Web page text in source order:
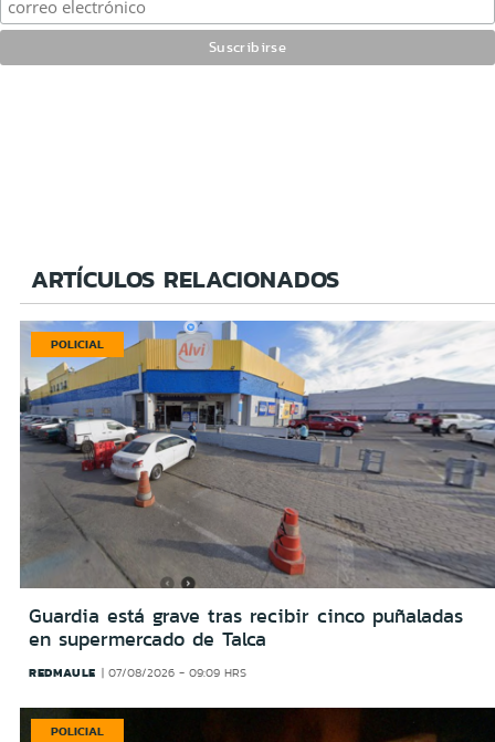
ARTÍCULOS RELACIONADOS
POLICIAL
Guardia está grave tras recibir cinco puñaladas
en supermercado de Talca
REDMAULE 07/08/2026 - 09:09 HRS
POLICIAL